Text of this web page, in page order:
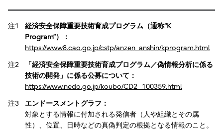
注1
経済安全保障重要技術育成プログラム（通称“K
Program”）：
https://www8.cao.go.jp/cstp/anzen_anshin/kprogram.html
注2
「経済安全保障重要技術育成プログラム／偽情報分析に係る
技術の開発」に係る公募について：
https://www.nedo.go.jp/koubo/CD2_100359.html
注3
エンドースメントグラフ：
対象とする情報に付加される発信者（人や組織とその属
性）、位置、日時などの真偽判定の根拠となる情報のこと。